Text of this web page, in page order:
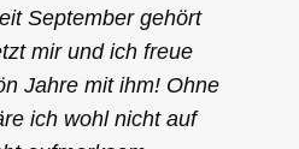
September gehört
mir und ich freue
Jahre mit ihm! Ohne
ich wohl nicht auf